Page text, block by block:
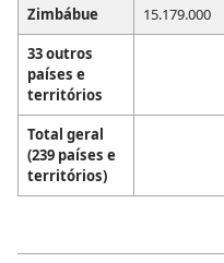
Zimbábue
15.179.000
33 outros
países e
territórios
Total geral
(239 países e
territórios)